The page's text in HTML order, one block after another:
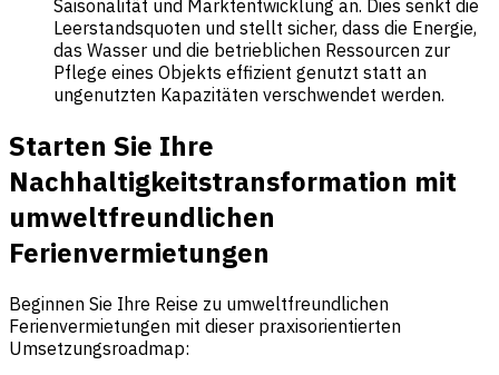
Saisonalität und Marktentwicklung an. Dies senkt die
Leerstandsquoten und stellt sicher, dass die Energie,
das Wasser und die betrieblichen Ressourcen zur
Pflege eines Objekts effizient genutzt statt an
ungenutzten Kapazitäten verschwendet werden.
Starten Sie Ihre
Nachhaltigkeitstransformation mit
umweltfreundlichen
Ferienvermietungen
Beginnen Sie Ihre Reise zu umweltfreundlichen
Ferienvermietungen mit dieser praxisorientierten
Umsetzungsroadmap: